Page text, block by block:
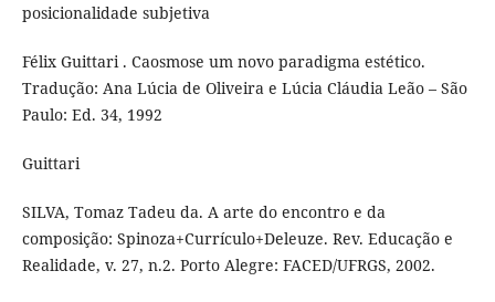
posicionalidade subjetiva
Félix Guittari . Caosmose um novo paradigma estético.
Tradução: Ana Lúcia de Oliveira e Lúcia Cláudia Leão – São
Paulo: Ed. 34, 1992
Guittari
SILVA, Tomaz Tadeu da. A arte do encontro e da
composição: Spinoza+Currículo+Deleuze. Rev. Educação e
Realidade, v. 27, n.2. Porto Alegre: FACED/UFRGS, 2002.